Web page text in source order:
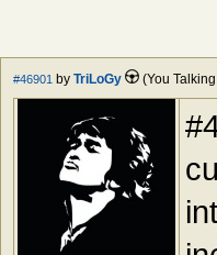
#46901 by TriLoGy (You